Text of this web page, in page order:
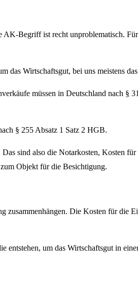
Begriff ist recht unproblematisch.
Wirtschaftsgut, bei uns meistens
müssen in Deutschland nach §
§ 255 Absatz 1 Satz 2 HGB.
sind also die Notarkosten, Kosten
Objekt für die Besichtigung.
Die Kosten für die
um das Wirtschaftsgut in